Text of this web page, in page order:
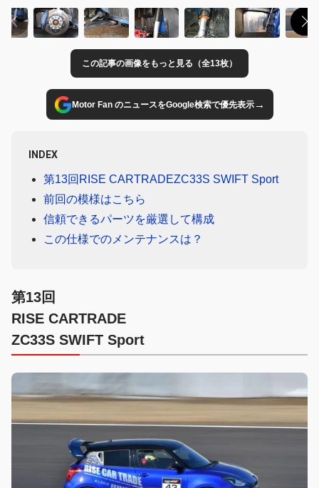
この記事の画像をもっと見る（全13枚）
Motor Fan のニュースをGoogle検索で優先表示→
INDEX
第13回RISE CARTRADEZC33S SWIFT Sport
前回の模様はこちら
信頼できるパーツを厳選して構成
この仕様でのメンテナンスは？
第13回
RISE CARTRADE
ZC33S SWIFT Sport